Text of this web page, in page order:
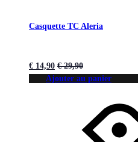
Casquette TC Aleria
€ 14,90 €29,90
Ajouter au panier